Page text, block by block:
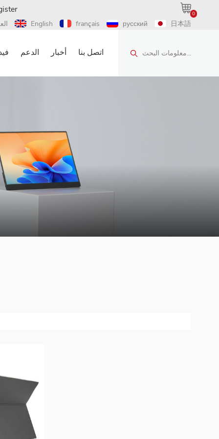
0
English français русский 日本語
معلومات البحث... الدعم أخبار اتصل بنا